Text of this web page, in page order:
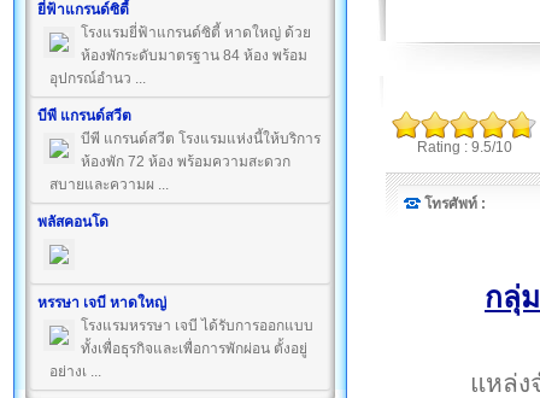
ยี่ฟ้าแกรนด์ซิตี้
โรงแรมยี่ฟ้าแกรนด์ซิตี้ หาดใหญ่ ด้วย
ห้องพักระดับมาตรฐาน 84 ห้อง พร้อม
อุปกรณ์อำนว ...
บีพี แกรนด์สวีต
บีพี แกรนด์สวีต โรงแรมแห่งนี้ให้บริการ
ห้องพัก 72 ห้อง พร้อมความสะดวก
สบายและความผ ...
พลัสคอนโด
หรรษา เจบี หาดใหญ่
โรงแรมหรรษา เจบี ได้รับการออกแบบ
ทั้งเพื่อธุรกิจและเพื่อการพักผ่อน ตั้งอยู่
อย่างเ ...
Rating : 9.5/10
โทรศัพท์ :
กลุ่
แหล่ง